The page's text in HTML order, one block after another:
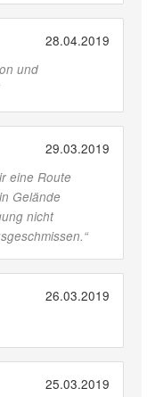
28.04.2019
und
29.03.2019
eine Route
Gelände
nicht
“
26.03.2019
25.03.2019